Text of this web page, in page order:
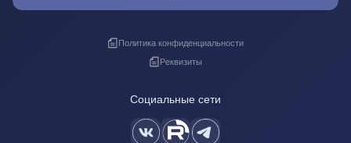
Политика конфиденциальности
Реквизиты
Социальные сети